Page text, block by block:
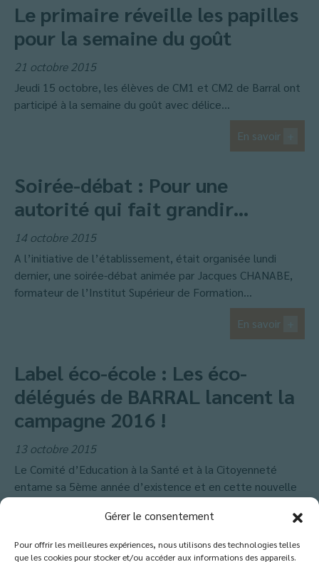
Gérer le consentement
Pour offrir les meilleures expériences, nous utilisons des technologies telles
que les cookies pour stocker et/ou accéder aux informations des appareils.
Le primaire réveille les papilles
pour la semaine du goût
21 octobre 2015
Jeudi 15 octobre, les élèves de CM1 et CM2 de Barral ont
participé à la semaine du goût avec délice...
En savoir
Soirée-débat : Pour une
autorité qui fait grandir…
14 octobre 2015
A l’initiative de l’établissement, était organisée lundi
dernier, une soirée-débat animée par Jacques CHANABE,
formateur de l’Institut Supérieur de Formation...
En savoir
Label éco-école : Les éco-
délégués de BARRAL lancent la
campagne 2016 !
13 octobre 2015
Le Comité d’Education à la Santé et à la Citoyenneté
entame sa 5ème année d’existence et en cette nouvelle